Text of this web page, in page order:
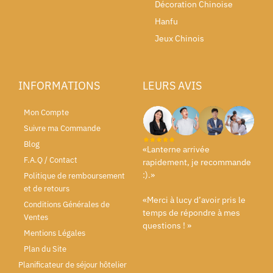
Décoration Chinoise
Hanfu
Jeux Chinois
INFORMATIONS
Mon Compte
Suivre ma Commande
Blog
F.A.Q / Contact
Politique de remboursement
et de retours
Conditions Générales de
Ventes
Mentions Légales
Plan du Site
Planificateur de séjour hôtelier
LEURS AVIS
«Lanterne arrivée
rapidement, je recommande
:).»
«Merci à lucy d’avoir pris le
temps de répondre à mes
questions ! »